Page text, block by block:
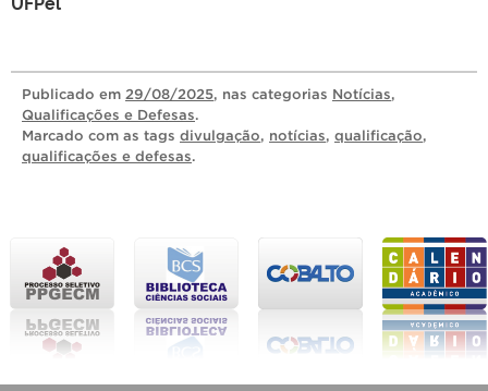
Publicado em 29/08/2025, nas categorias Notícias,
Qualificações e Defesas.
Marcado com as tags divulgação, notícias, qualificação,
qualificações e defesas.